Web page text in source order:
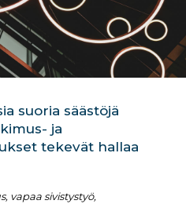
suoria säästöjä
ja
tekevät hallaa
vapaa sivistystyö,